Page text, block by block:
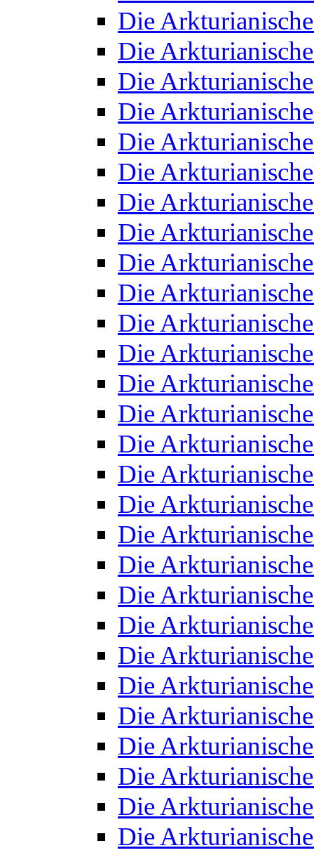
Die
Die
Die
Die
Die
Die
Die
Die
Die
Die
Die
Die
Die
Die
Die
Die
Die
Die
Die
Die
Die
Die
Die
Die
Die
Die
Die
Die